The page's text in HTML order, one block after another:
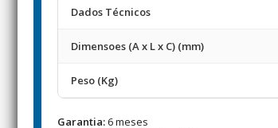
Dados Técnicos
Dimensoes (A x L x C) (mm)
Peso (Kg)
Garantia: 6 meses